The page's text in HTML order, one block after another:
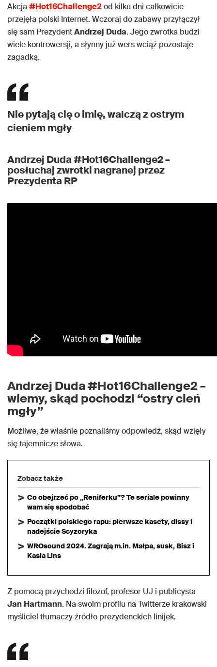
Akcja#Hot16Challenge2od kilku dni całkowicie
przejęła polski Internet. Wczoraj do zabawy przyłączył
się sam PrezydentAndrzej Duda. Jego zwrotka budzi
wiele kontrowersji, a słynny już wers wciąż pozostaje
zagadką.
Nie pytają cię o imię, walczą z ostrym
cieniem mgły
Andrzej Duda #Hot16Challenge2 –
posłuchaj zwrotki nagranej przez
Prezydenta RP
Andrzej Duda #Hot16Challenge2 –
wiemy, skąd pochodzi “ostry cień
mgły”
Możliwe, że właśnie poznaliśmy odpowiedź, skąd wzięły
się tajemnicze słowa.
Zobacz także
Co obejrzeć po „Reniferku”? Te seriale powinny
wam się spodobać
Początki polskiego rapu: pierwsze kasety, dissy i
nadejście Scyzoryka
WROsound 2024. Zagrają m.in. Małpa, susk, Bisz i
Kasia Lins
Z pomocą przychodzi filozof, profesor UJ i publicysta
Jan Hartmann. Na swoim profilu na Twitterze krakowski
myśliciel tłumaczy źródło prezydenckich linijek.